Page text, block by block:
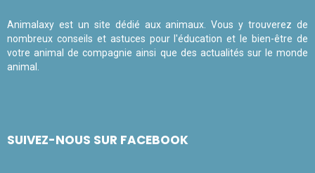
Animalaxy est un site dédié aux animaux. Vous y trouverez de
nombreux conseils et astuces pour l'éducation et le bien-être de
votre animal de compagnie ainsi que des actualités sur le monde
animal.
SUIVEZ-NOUS SUR FACEBOOK